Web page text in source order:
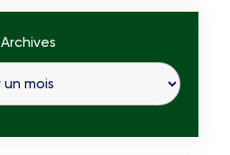
Archives